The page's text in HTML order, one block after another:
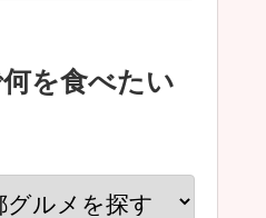
を食べたい